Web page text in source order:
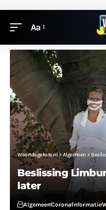
Aa
Weertdegekste.nl> Algemeen>
Beslissing
later
AlgemeenCoronaInformatie